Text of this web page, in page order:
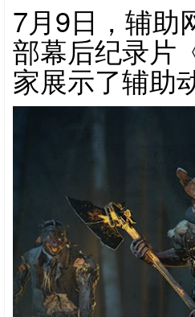
7月9日，辅助
部幕后纪录片
家展示了辅助